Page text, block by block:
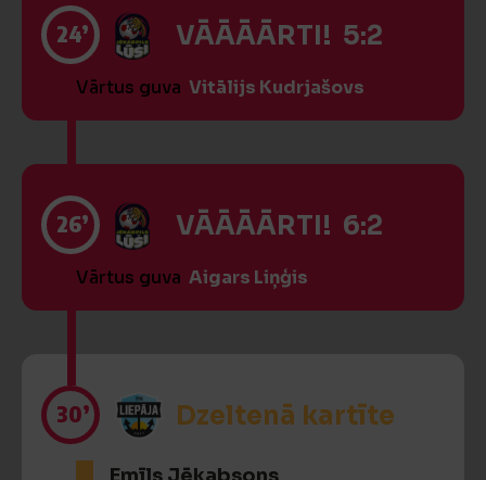
24’ VĀĀĀĀRTI! 5:2
Vārtus guva Vitālijs Kudrjašovs
26’ VĀĀĀĀRTI! 6:2
Vārtus guva Aigars Liņģis
30’ Dzeltenā kartīte